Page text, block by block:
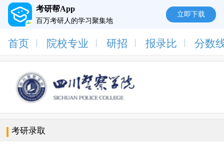
考研帮App
百万考研人的学习聚集地
立即下载
首页 院校专业 研招 报录比 分数
考研录取